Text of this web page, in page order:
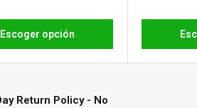
Escoger opción
Return Policy - No